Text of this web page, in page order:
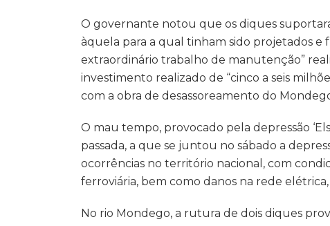
O governante notou que os diques
àquela para a qual tinham sido projetados e
extraordinário trabalho de manutenção”
investimento realizado de “cinco a seis
com a obra de desassoreamento do
O mau tempo, provocado pela depressão
passada, a que se juntou no sábado a
ocorrências no território nacional, com
ferroviária, bem como danos na rede
No rio Mondego, a rutura de dois diques